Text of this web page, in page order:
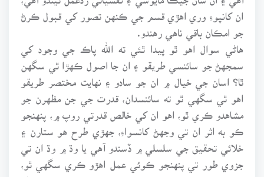
ان کانپوءِ وري اهڙي قسم جي ڪنهن تصور کي قبول ڪرڻ
جو امڪان باقي ناهي رهندو.
هاڻي سوال اهو ٿو پيدا ٿئي ته الله پاڪ جي وجود کي
سمجهڻ جو سائنسي طريقو ۽ ان جا اصول ڪهڙا ٿي سگهن
ٿا؟ اسان جي خيال ۾ ان جو سادو ۽ نهايت مختصر طريقو
اهو ٿي سگهي ٿو ته سائنسدان، قدرت جي جن مظهرن جو
مشاهدو ڪري ٿو، اهو ان کي خالص قدرتي روپ ۾، پنهنجو
ڪو به اثر ان تي وجهڻ کانسواءِ، جهڙي طرح هو ستارن ۽
خلائي تحقيق جي سلسلي ۾ ڏسندو آهي يا وڌ ۾ وڌ ان تي
جزوي طور تي پنهنجو ڪوئي عمل اهڙو ڪري سگهي ٿو،